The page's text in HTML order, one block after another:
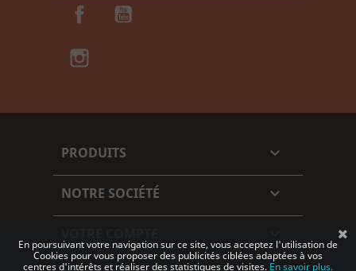
Facebook
PRODUITS 
NOTRE SOCIÉTÉ 
En poursuivant votre navigation sur ce site, vous acceptez l'utilisation de
Cookies pour vous proposer des publicités ciblées adaptées à vos
centres d'intérêts et réaliser des statistiques de visites. En savoir plus.